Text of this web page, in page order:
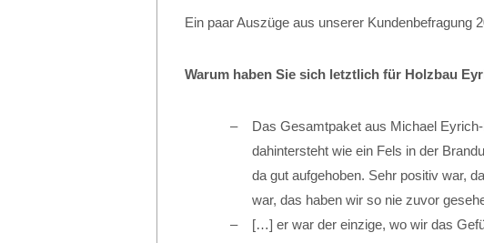
Ein paar Auszüge aus unserer Kundenbefragung
Warum haben Sie sich letztlich für Holzbau
Das Gesamtpaket aus Michael
dahintersteht wie ein Fels in der
da gut aufgehoben. Sehr positiv war,
war, das haben wir so nie zuvor
[…] er war der einzige, wo wir das